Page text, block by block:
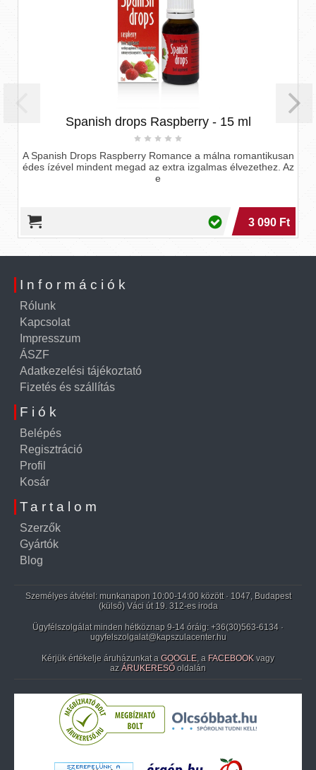
Spanish drops Raspberry - 15 ml
Drops Raspberry Romance a málna romantikusan
ízével mindent megad az extra izgalmas élvezethez. Az
3 090 Ft
ero
Információk
Rólunk
Kapcsolat
Impresszum
ÁSZF
Adatkezelési tájékoztató
Fizetés és szállítás
Fiók
Belépés
Regisztráció
Profil
Kosár
Tartalom
Szerzők
Gyártók
Blog
Személyes átvétel: munkanapon 10:00-14:00 között · 1047, Budapest
(külső) Váci út 19. 312-es iroda
Ügyfélszolgálat minden hétköznap 9-14 óráig: +36(30)563-6134 ·
ugyfelszolgalat@kapszulacenter.hu
Kérjük értékelje áruházunkat a GOOGLE, a FACEBOOK vagy
az ÁRUKERESŐ oldalán